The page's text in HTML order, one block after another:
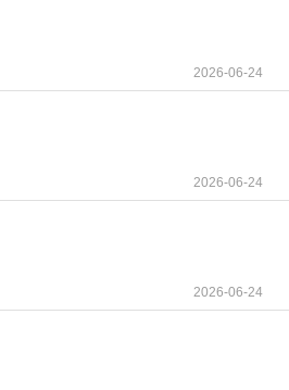
水吞服，不可咀嚼、压
出现不良反应时可能需暂
使用止泻药（如洛哌丁
2026-06-24
2026-06-24
2026-06-24